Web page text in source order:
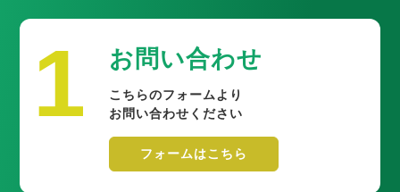
1 お問い合わせ
こちらのフォームより
お問い合わせください
フォームはこちら